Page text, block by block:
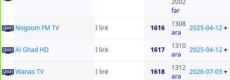
2002
far
Nogoom FM TV I lirë 1616
1308
ara
2025-04-12+
Al Ghad HD I lirë 1617
1310
ara
2025-04-12+
Wanas TV I lirë 1618
1312
ara
2026-07-03+